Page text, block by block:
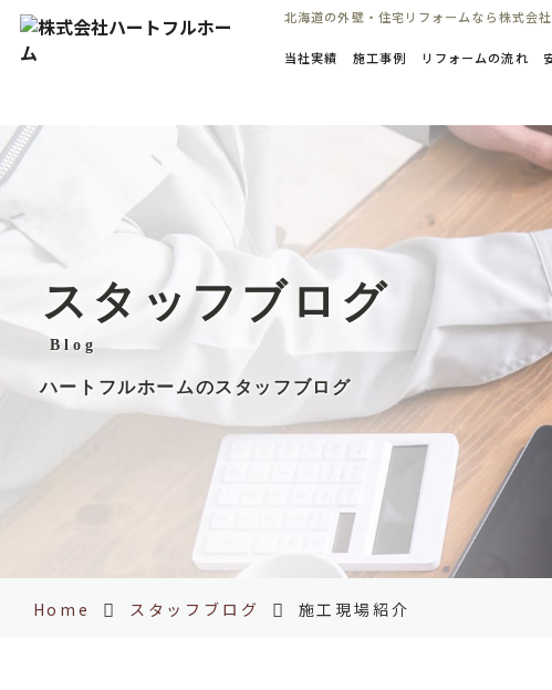
へ
ス
キ
ッ
プ
北海道の外壁・住宅リフォームなら株式会
当社実績 施工事例 リフォームの流れ
スタッフブログ
Blog
ハートフルホームのスタッフブログ
Home スタッフブログ 施工現場紹介